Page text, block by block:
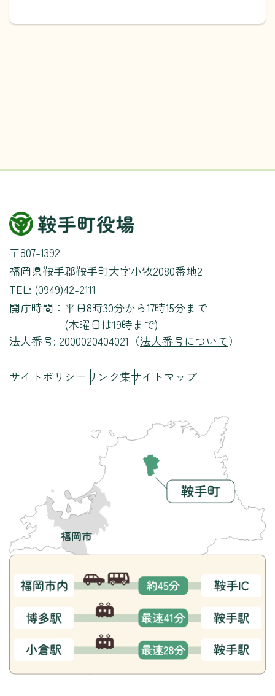
〒807-1392
福岡県鞍手郡鞍手町大字小牧2080番地2
TEL: (0949)42-2111
開庁時間： 平日8時30分から17時15分まで
(木曜日は19時まで)
法人番号: 2000020404021（法人番号について）
サイトポリシー リンク集サイトマップ